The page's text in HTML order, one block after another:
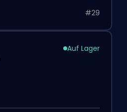
#29
Auf Lager